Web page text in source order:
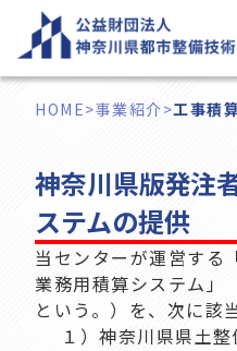
を
HOME>事業紹介>工事積
神奈川県版発注
ステムの提供
当センターが運営する
業務用積算システム」
という。）を、次に該
１）神奈川県県土